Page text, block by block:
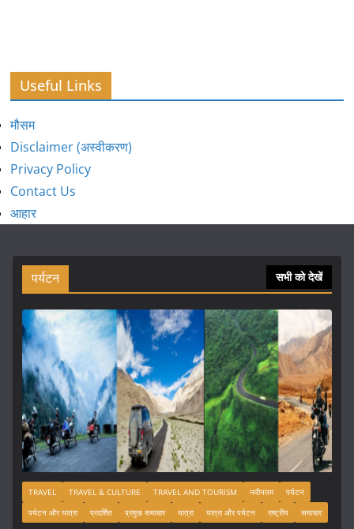
Useful Links
मौसम
Disclaimer (अस्वीकरण)
Privacy Policy
Contact Us
आहार
पर्यटन सभी को देखें
TRAVEL TRAVEL & CULTURE TRAVEL AND TOURISM नवीनतम
पर्यटन
पर्यटन और यात्रा
प्रदर्शित प्रमुख समाचार यात्रा यात्रा और पर्यटन राष्ट्रीय समाचार